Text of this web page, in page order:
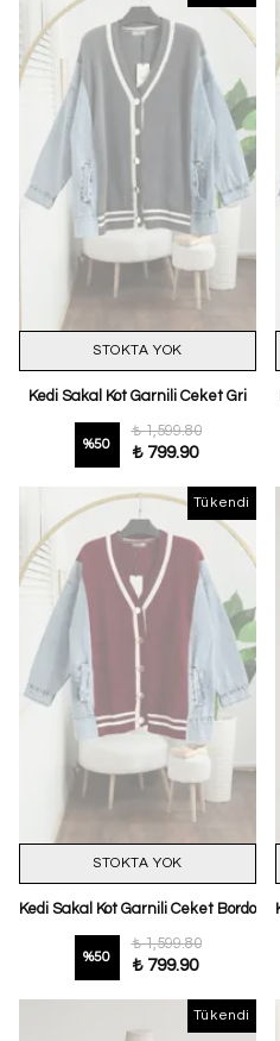
STOKTA YOK
Kedi Sakal Kot Garnili Ceket Gri
%50
₺ 1,599.80
₺ 799.90
Tükendi
STOKTA YOK
Kedi Sakal Kot Garnili Ceket Bordo
%50
₺ 1,599.80
₺ 799.90
Tükendi